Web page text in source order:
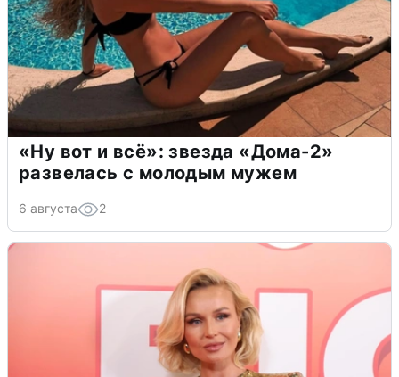
«Ну вот и всё»: звезда «Дома-2»
развелась с молодым мужем
6 августа 2